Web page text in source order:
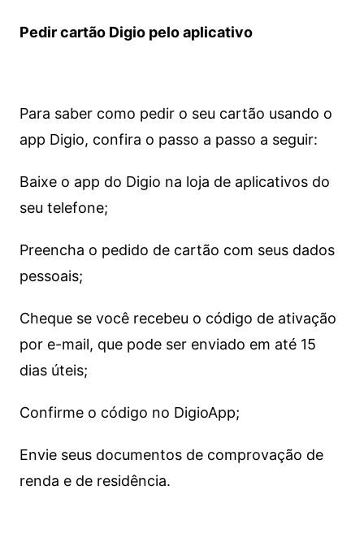
Pedir cartão Digio pelo aplicativo
Para saber como pedir o seu cartão usando o
app Digio, confira o passo a passo a seguir:
Baixe o app do Digio na loja de aplicativos do
seu telefone;
Preencha o pedido de cartão com seus dados
pessoais;
Cheque se você recebeu o código de ativação
por e-mail, que pode ser enviado em até 15
dias úteis;
Confirme o código no DigioApp;
Envie seus documentos de comprovação de
renda e de residência.